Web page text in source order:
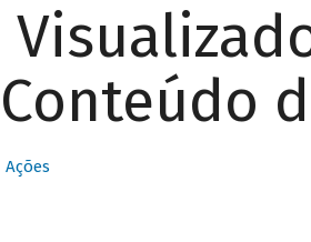
Conteúdo
Ações